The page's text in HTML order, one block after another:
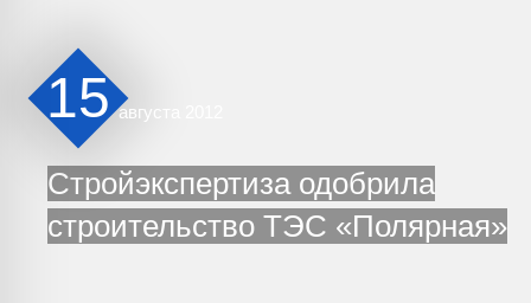
15 августа 2012
Стройэкспертиза одобрила
строительство ТЭС «Полярная»